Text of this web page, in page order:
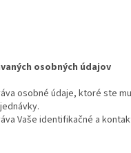
osobných údajov
osobné údaje, ktoré ste
Vaše identifikačné a